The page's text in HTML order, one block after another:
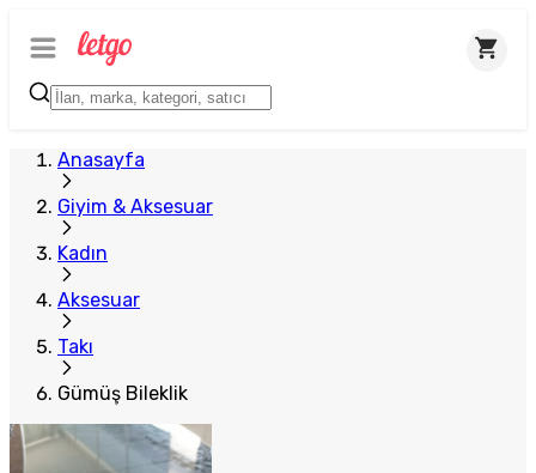
Anasayfa
Giyim & Aksesuar
Kadın
Aksesuar
Takı
Gümüş Bileklik